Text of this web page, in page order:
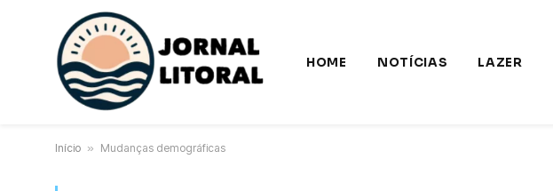
HOME NOTÍCIAS LAZER
Início » Mudanças demográficas